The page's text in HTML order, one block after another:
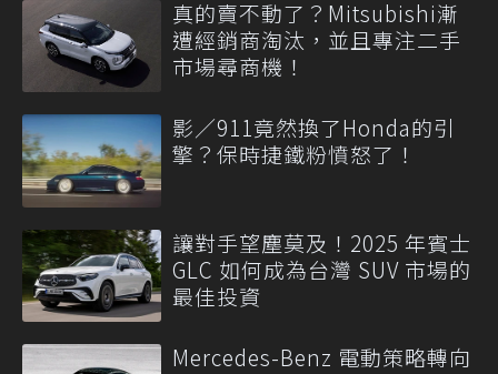
真的賣不動了？Mitsubishi漸
遭經銷商淘汰，並且專注二手
市場尋商機！
影／911竟然換了Honda的引
擎？保時捷鐵粉憤怒了！
讓對手望塵莫及！2025 年賓士
GLC 如何成為台灣 SUV 市場的
最佳投資
Mercedes-Benz 電動策略轉向